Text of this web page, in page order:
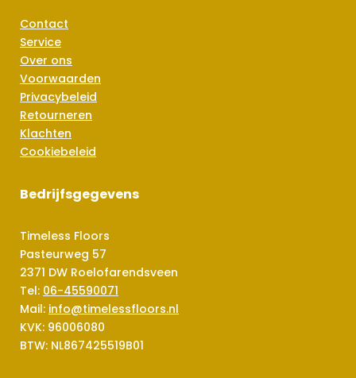
Contact
Service
Over ons
Voorwaarden
Privacybeleid
Retourneren
Klachten
Cookiebeleid
Bedrijfsgegevens
Timeless Floors
Pasteurweg 57
2371 DW Roelofarendsveen
Tel: 06-45590071
Mail: info@timelessfloors.nl
KVK: 96006080
BTW: NL867425519B01